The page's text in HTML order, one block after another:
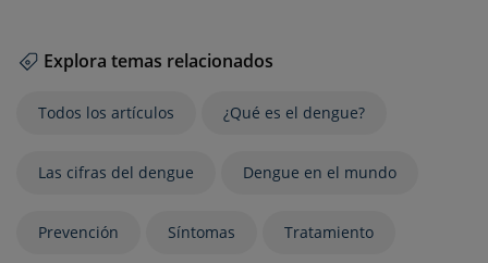
Explora temas relacionados
Todos los artículos ¿Qué es el dengue?
Las cifras del dengue Dengue en el mundo
Prevención Síntomas Tratamiento